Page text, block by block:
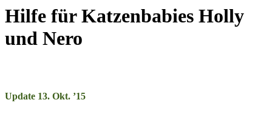
Hilfe für Katzenbabies Holly
und Nero
Update 13. Okt. ’15